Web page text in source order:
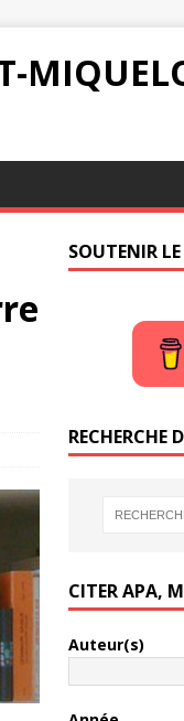
SOUTENIR
RECHERCHE
CITER APA,
Auteur(s)